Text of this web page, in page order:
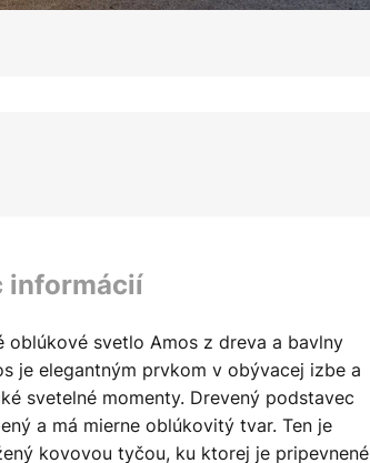
informácií
oblúkové svetlo Amos z dreva a bavlny
je elegantným prvkom v obývacej izbe a
svetelné momenty. Drevený podstavec
a má mierne oblúkovitý tvar. Ten je
kovovou tyčou, ku ktorej je pripevnené